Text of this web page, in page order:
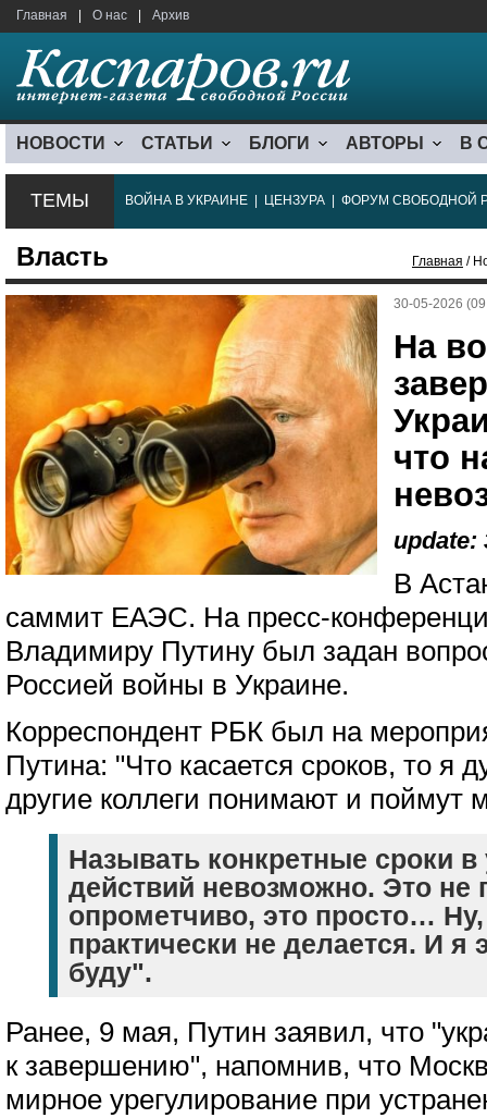
Главная О нас Архив
НОВОСТИ СТАТЬИ БЛОГИ АВТОРЫ В
ТЕМЫ ВОЙНА В УКРАИНЕ ЦЕНЗУРА ФОРУМ СВОБОДНОЙ
Власть Главная /
30-05-2026
На
что
update:
В
саммит ЕАЭС. На пресс-
Владимиру Путину был задан
Россией войны в Украине.
Корреспондент РБК был на
Путина: "Что касается сроков, то я
другие коллеги понимают и поймут
Называть конкретные сроки
действий невозможно. Это не
опрометчиво, это просто… Ну,
практически не делается. И я
буду".
Ранее, 9 мая, Путин заявил, что
к завершению", напомнив, что
мирное урегулирование при